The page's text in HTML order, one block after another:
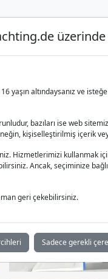
Yat Kiralama
üzerinde
yaşın altındaysanız ve
bazıları ise web
kişiselleştirilmiş içerik
Hizmetlerimizi kullanmak
Ancak, seçiminize
geri çekebilirsiniz.
Sadece gerekli